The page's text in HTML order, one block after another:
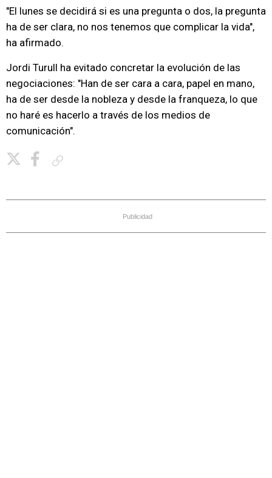
"El lunes se decidirá si es una pregunta o dos, la pregunta
ha de ser clara, no nos tenemos que complicar la vida",
ha afirmado.
Jordi Turull ha evitado concretar la evolución de las
negociaciones: "Han de ser cara a cara, papel en mano,
ha de ser desde la nobleza y desde la franqueza, lo que
no haré es hacerlo a través de los medios de
comunicación".
Publicidad